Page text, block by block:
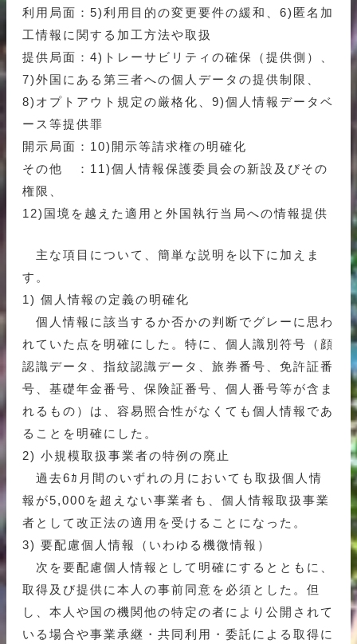
利用局面：5)利用目的の変更要件の緩和、6)匿名加
工情報に関する加工方法や取扱
提供局面：4)トレーサビリティの確保（提供側）、
7)外国にある第三者への個人データの提供制限、
8)オプトアウト規定の厳格化、9)個人情報データベ
ース等提供罪
開示局面：10)開示等請求権の明確化
その他 ：11)個人情報保護委員会の新設及びその
権限、
12)国境を越えた適用と外国執行当局への情報提供
主な項目について、簡単な説明を以下に加えま
す。
1) 個人情報の定義の明確化
個人情報に該当するか否かの判断でグレーに思わ
れていた点を明確にした。特に、個人識別符号（顔
認識データ、指紋認識データ、旅券番号、免許証番
号、基礎年金番号、保険証番号、個人番号等が含ま
れるもの）は、容易照合性がなくても個人情報であ
ることを明確にした。
2) 小規模取扱事業者の特例の廃止
過去6ｶ月間のいずれの月においても取扱個人情
報が5,000を超えない事業者も、個人情報取扱事業
者として改正法の適用を受けることになった。
3) 要配慮個人情報（いわゆる機微情報）
次を要配慮個人情報として明確にするとともに、
取得及び提供に本人の事前同意を必須とした。但
し、本人や国の機関他の特定の者により公開されて
いる場合や事業承継・共同利用・委託による取得に